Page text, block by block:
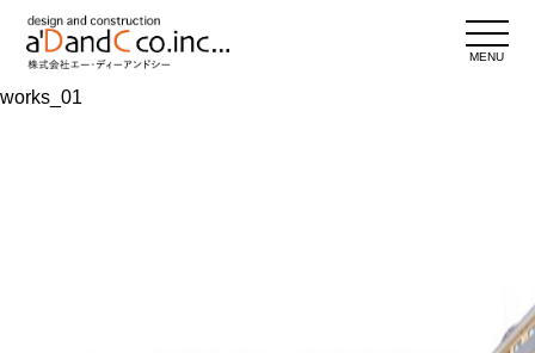
MENU
works_01